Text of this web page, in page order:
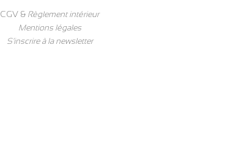
CGV & Règlement intérieur
Mentions légales
S'inscrire à la newsletter